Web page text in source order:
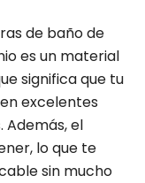
de baño de
es un material
significa que tu
excelentes
Además, el
lo que te
sin mucho